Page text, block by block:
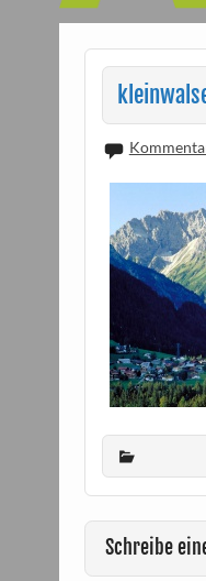
Schreibe